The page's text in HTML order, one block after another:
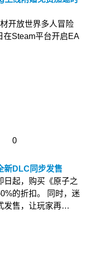
开放世界多人冒险
在Steam平台开启EA
0
新DLC同步发售
日起，购买《原子之
的折扣。 同时，迷
发售，让玩家再…